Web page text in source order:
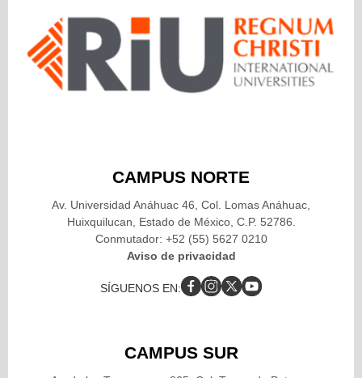
CAMPUS NORTE
Av. Universidad Anáhuac 46, Col. Lomas Anáhuac,
Huixquilucan, Estado de México, C.P. 52786.
Conmutador: +52 (55) 5627 0210
Aviso de privacidad
SÍGUENOS EN:
CAMPUS SUR